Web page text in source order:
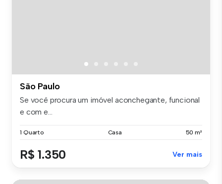
São Paulo
Se você procura um imóvel aconchegante, funcional
e com e...
1 Quarto Casa 50 m²
R$ 1.350 Ver mais